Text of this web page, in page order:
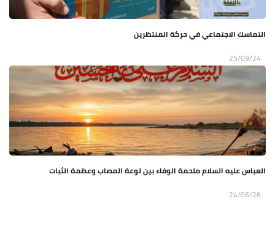
التماسك الاجتماعي في حركة المنتظرين
25/09/24
العباس عليه السلام ملحمة الوفاء بين لوعة المصاب وعظمة الثبات
24/06/26